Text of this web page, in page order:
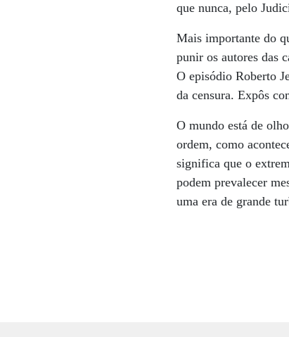
que nunca, pelo
Mais importante do
punir os autores das
O episódio Roberto
da censura. Expôs
O mundo está de
ordem, como
significa que o
podem prevalecer
uma era de grande